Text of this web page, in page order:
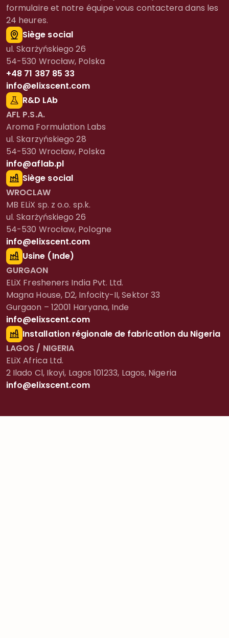
formulaire et notre équipe vous contactera dans les
24 heures.
Siège social
ul. Skarżyńskiego 26
54-530 Wrocław, Polska
+48 71 387 85 33
info@elixscent.com
R&D LAb
AFL P.S.A.
Aroma Formulation Labs
ul. Skarzyńskiego 28
54-530 Wrocław, Polska
info@aflab.pl
Siège social
WROCLAW
MB ELiX sp. z o.o. sp.k.
ul. Skarżyńskiego 26
54-530 Wrocław, Pologne
info@elixscent.com
Usine (Inde)
GURGAON
ELiX Fresheners India Pvt. Ltd.
Magna House, D2, Infocity-II, Sektor 33
Gurgaon – 12001 Haryana, Inde
info@elixscent.com
Installation régionale de fabrication du Nigeria
LAGOS / NIGERIA
ELiX Africa Ltd.
2 Ilado Cl, Ikoyi, Lagos 101233, Lagos, Nigeria
info@elixscent.com